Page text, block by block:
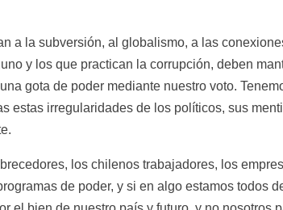
a la subversión, al globalismo, a las
y los que practican la corrupción, deben
gota de poder mediante nuestro voto.
estas irregularidades de los políticos, sus
los chilenos trabajadores, los
de poder, y si en algo estamos todos